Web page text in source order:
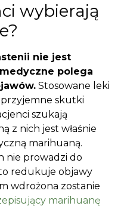
wybierają
nie jest
polega
Stosowane leki
skutki
szukają
z nich jest właśnie
marihuaną.
nie prowadzi do
redukuje objawy
wdrożona zostanie
marihuanę